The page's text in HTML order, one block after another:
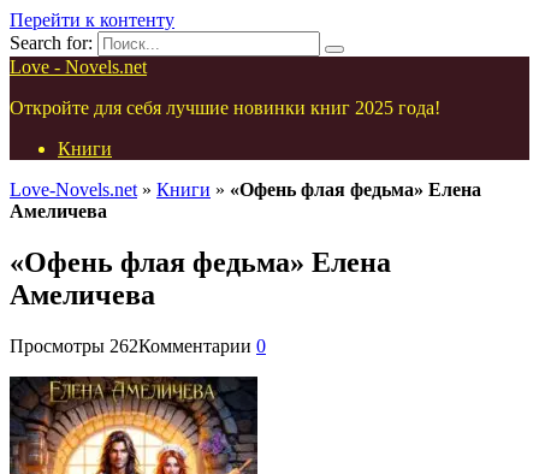
Перейти к контенту
Search for:
Love - Novels.net
Откройте для себя лучшие новинки книг 2025 года!
Книги
Love-Novels.net » Книги » «Офень флая федьма» Елена
Амеличева
«Офень флая федьма» Елена
Амеличева
Просмотры 262Комментарии 0